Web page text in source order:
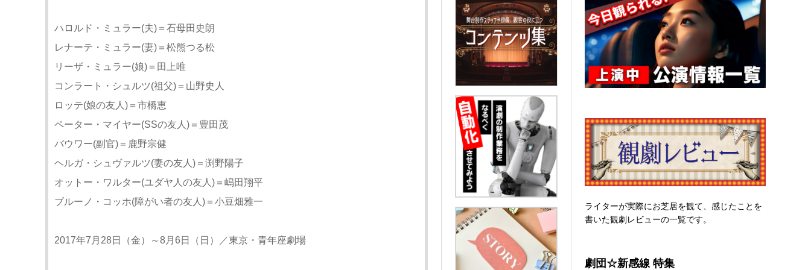
ハロルド・ミュラー(夫)＝石母田史朗
レナーテ・ミュラー(妻)＝松熊つる松
リーザ・ミュラー(娘)＝田上唯
コンラート・シュルツ(祖父)＝山野史人
ロッテ(娘の友人)＝市橋恵
ペーター・マイヤー(SSの友人)＝豊田茂
バウワー(副官)＝鹿野宗健
ヘルガ・シュヴァルツ(妻の友人)＝渕野陽子
オットー・ワルター(ユダヤ人の友人)＝嶋田翔平
ブルーノ・コッホ(障がい者の友人)＝小豆畑雅一
2017年7月28日（金）～8月6日（日）／東京・青年座劇場
ライターが実際にお芝居を観て、感じたことを
書いた観劇レビューの一覧です。
劇団☆新感線 特集